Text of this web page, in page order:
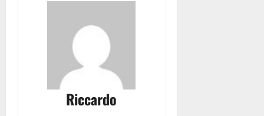
Riccardo